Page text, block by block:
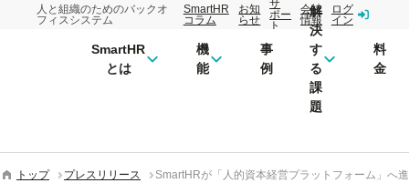
人と組織のためのバックオ
フィスシステム
SmartHR
コラム
お知
らせ
サ
ポー
ト
会社
情報
ログ
イン
SmartHR
とは
機
能
事
例
解
決
す
る
課
題
料
金
トップ プレスリリース SmartHRが「人的資本経営プラットフォーム」へ